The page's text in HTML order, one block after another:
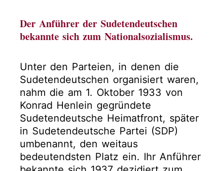
Der Anführer der Sudetendeutschen
bekannte sich zum Nationalsozialismus.
Unter den Parteien, in denen die
Sudetendeutschen organisiert waren,
nahm die am 1. Oktober 1933 von
Konrad Henlein gegründete
Sudetendeutsche Heimatfront, später
in Sudetendeutsche Partei (SDP)
umbenannt, den weitaus
bedeutendsten Platz ein. Ihr Anführer